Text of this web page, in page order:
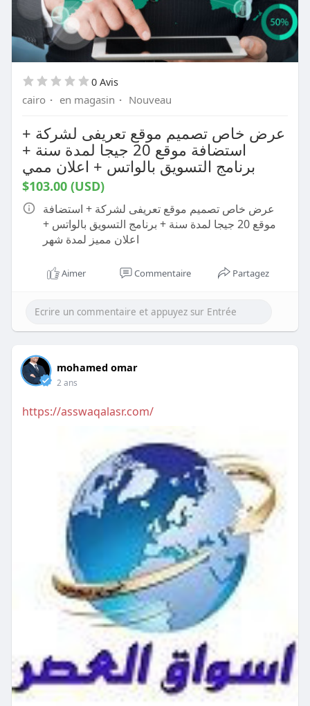
0 Avis
cairo · en magasin · Nouveau
عرض خاص تصميم موقع تعريفى لشركة +
استضافة موقع 20 جيجا لمدة سنة +
برنامج التسويق بالواتس + اعلان ممي
$103.00 (USD)
عرض خاص تصميم موقع تعريفى لشركة + استضافة
موقع 20 جيجا لمدة سنة + برنامج التسويق بالواتس +
اعلان مميز لمدة شهر
Aimer Commentaire Partagez
mohamed omar
2 ans
https://asswaqalasr.com/